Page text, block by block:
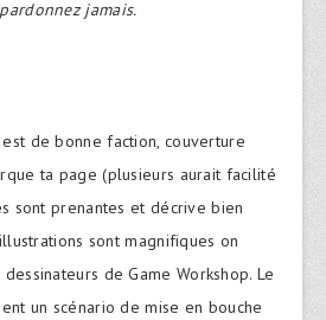
jamais.
de bonne faction, couverture
ta page (plusieurs aurait facilité
sont prenantes et décrive bien
sont magnifiques on
de Game Workshop. Le
un scénario de mise en bouche